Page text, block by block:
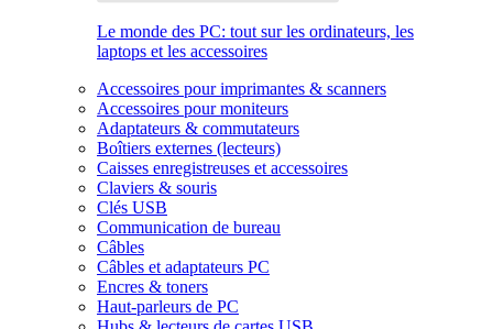
Le monde des PC: tout sur les ordinateurs, les
laptops et les accessoires
Accessoires pour imprimantes & scanners
Accessoires pour moniteurs
Adaptateurs & commutateurs
Boîtiers externes (lecteurs)
Caisses enregistreuses et accessoires
Claviers & souris
Clés USB
Communication de bureau
Câbles
Câbles et adaptateurs PC
Encres & toners
Haut-parleurs de PC